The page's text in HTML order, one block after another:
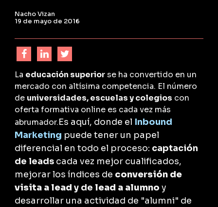
Nacho Vizan
19 de mayo de 2016
La educación superiorse ha convertido en un
mercado con altísima competencia. El número
de universidades, escuelas y colegios con
oferta formativa online es cada vez más
abrumador.Es aquí, donde el Inbound
Marketing puede tener un papel
diferencial en todo el proceso: captación
de leads cada vez mejor cualificados,
mejorar los índices de conversión de
visita a lead y de lead a alumno y
desarrollar una actividad de "alumni" de